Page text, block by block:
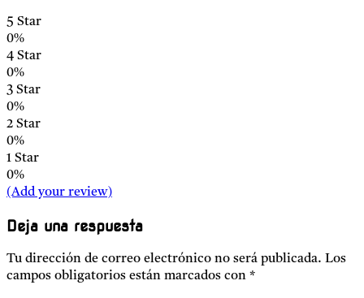
5 Star
0%
4 Star
0%
3 Star
0%
2 Star
0%
1 Star
0%
(Add your review)
Deja una respuesta
Tu dirección de correo electrónico no será publicada. Los
campos obligatorios están marcados con *